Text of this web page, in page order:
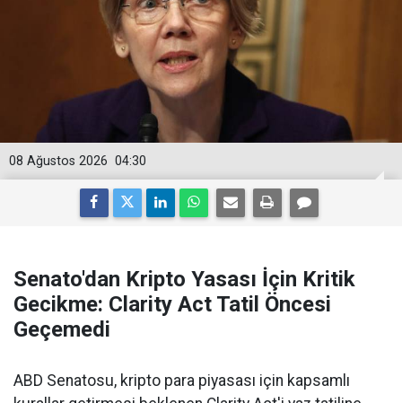
04:30
08 Ağustos 2026
Senato'dan Kripto Yasası İçin Kritik
Gecikme: Clarity Act Tatil Öncesi
Geçemedi
ABD Senatosu, kripto para piyasası için kapsamlı